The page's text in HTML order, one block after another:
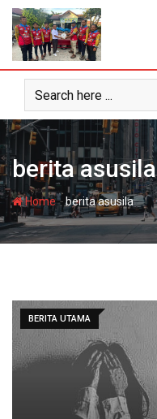
Skip
content
berita asusila
Home-berita asusila
BERITA UTAMA